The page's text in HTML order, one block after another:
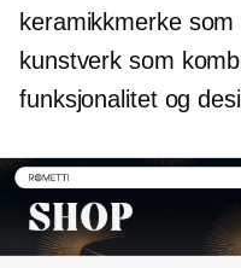
keramikkmerke
kunstverk som
funksjonalitet og